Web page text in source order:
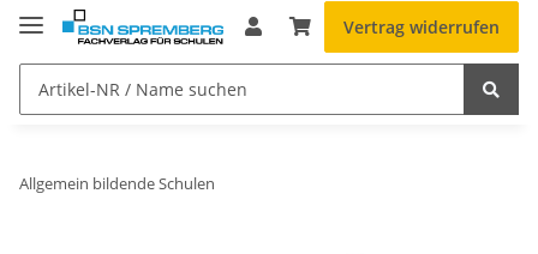
Vertrag widerrufen
Allgemein bildende Schulen